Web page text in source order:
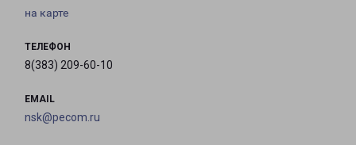
на карте
ТЕЛЕФОН
8(383) 209-60-10
EMAIL
nsk@pecom.ru